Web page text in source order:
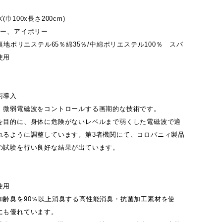
巾100x長さ200cm)
、アイボリー
ポリエステル65％綿35％/中綿ポリエステル100％ スパ
用
入
弱電磁波をコントロールする画期的な技術です。
目的に、身体に危険がないレベルまで弱くした電磁波で適
るように調整しています。第3者機関にて、コロバニィ製品
験を行い良好な結果が出ています。
用
齢臭を90％以上消臭する高性能消臭・抗菌加工素材を使
優れています。